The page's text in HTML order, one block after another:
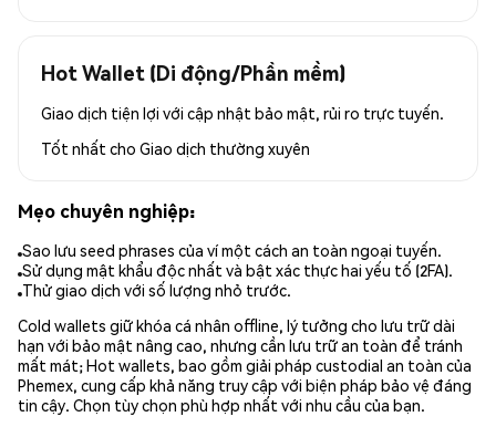
Hot Wallet (Di động/Phần mềm)
Giao dịch tiện lợi với cập nhật bảo mật, rủi ro trực tuyến.
Tốt nhất cho Giao dịch thường xuyên
Mẹo chuyên nghiệp:
Sao lưu seed phrases của ví một cách an toàn ngoại tuyến.
Sử dụng mật khẩu độc nhất và bật xác thực hai yếu tố (2FA).
Thử giao dịch với số lượng nhỏ trước.
Cold wallets giữ khóa cá nhân offline, lý tưởng cho lưu trữ dài
hạn với bảo mật nâng cao, nhưng cần lưu trữ an toàn để tránh
mất mát; Hot wallets, bao gồm giải pháp custodial an toàn của
Phemex, cung cấp khả năng truy cập với biện pháp bảo vệ đáng
tin cậy. Chọn tùy chọn phù hợp nhất với nhu cầu của bạn.